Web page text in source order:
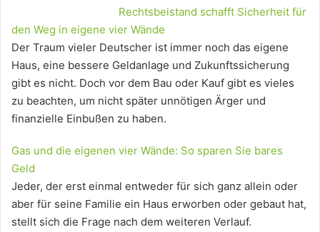
Rechtsbeistand schafft Sicherheit für
den Weg in eigene vier Wände
Der Traum vieler Deutscher ist immer noch das eigene
Haus, eine bessere Geldanlage und Zukunftssicherung
gibt es nicht. Doch vor dem Bau oder Kauf gibt es vieles
zu beachten, um nicht später unnötigen Ärger und
finanzielle Einbußen zu haben.
Gas und die eigenen vier Wände: So sparen Sie bares
Geld
Jeder, der erst einmal entweder für sich ganz allein oder
aber für seine Familie ein Haus erworben oder gebaut hat,
stellt sich die Frage nach dem weiteren Verlauf.